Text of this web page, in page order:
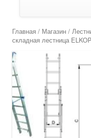
Главная / Магазин /
складная лестница